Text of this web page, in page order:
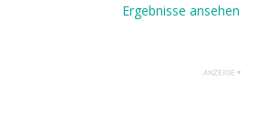
Ergebnisse ansehen